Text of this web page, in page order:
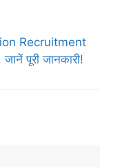
Recruitment
पूरी जानकारी!